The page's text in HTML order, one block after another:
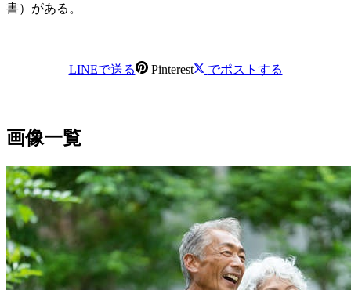
書）がある。
LINEで送る Pinterest でポストする
画像一覧